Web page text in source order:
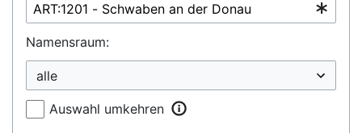
Namensraum:
Auswahl umkehren